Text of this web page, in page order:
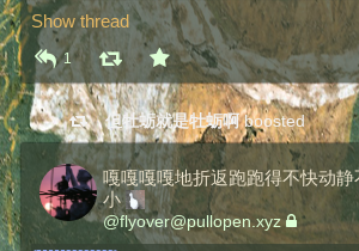
Show thread
1
但牡蛎就是牡蛎啊 boosted
嘎嘎嘎嘎地折返跑跑得不快动静
小
@flyover@pullopen.xyz